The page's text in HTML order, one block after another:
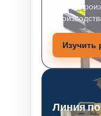
Изучить
Линия